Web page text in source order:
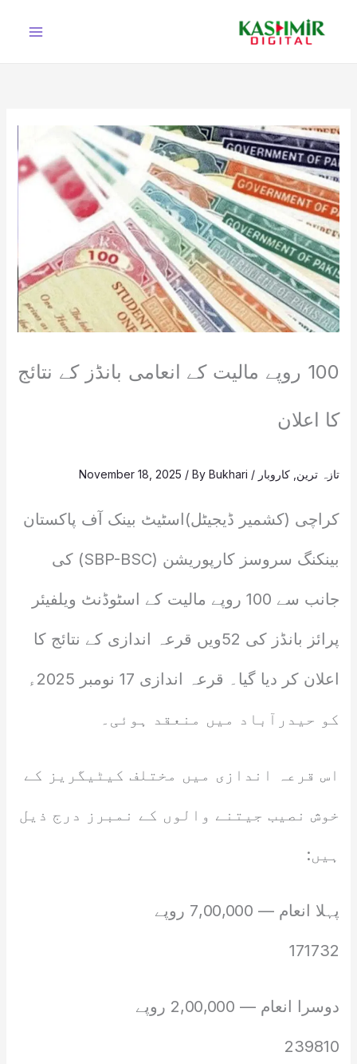
100 روپے مالیت کے انعامی بانڈز کے نتائج
کا اعلان
تازہ ترین کاروبار /
November 18, 2025 / ByBukhari
کراچی (کشمیر ڈیجیٹل)اسٹیٹ بینک آف پاکستان
بینکنگ سروسز کارپوریشن (SBP-BSC) کی
جانب سے 100 روپے مالیت کے اسٹوڈنٹ ویلفیئر
پرائز بانڈز کی 52ویں قرعہ اندازی کے نتائج کا
اعلان کر دیا گیا۔ قرعہ اندازی 17 نومبر 2025ء
کو حیدرآباد میں منعقد ہوئی۔
اس قرعہ اندازی میں مختلف کیٹیگریز کے
خوش نصیب جیتنے والوں کے نمبرز درج ذیل
ہیں:
پہلا انعام — 7,00,000 روپے
171732
دوسرا انعام — 2,00,000 روپے
239810